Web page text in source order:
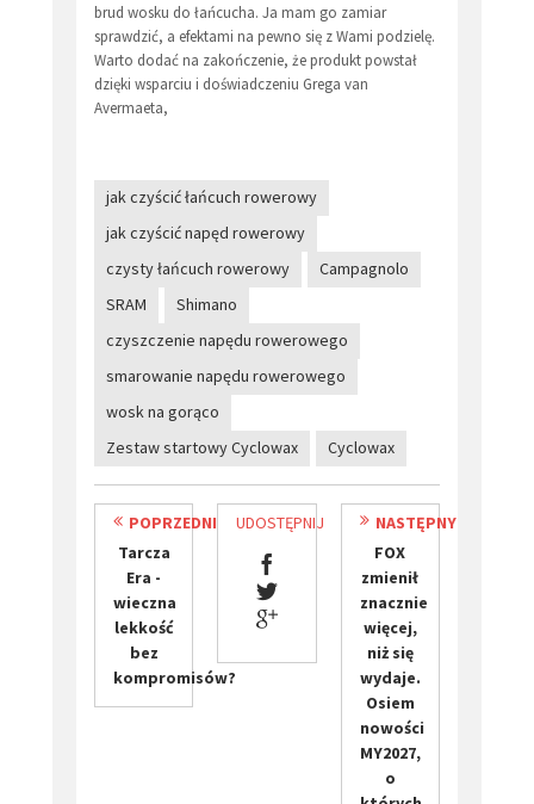
brud wosku do łańcucha. Ja mam go zamiar
sprawdzić, a efektami na pewno się z Wami podzielę.
Warto dodać na zakończenie, że produkt powstał
dzięki wsparciu i doświadczeniu Grega van
Avermaeta,
jak czyścić łańcuch rowerowy
jak czyścić napęd rowerowy
czysty łańcuch rowerowy
Campagnolo
SRAM
Shimano
czyszczenie napędu rowerowego
smarowanie napędu rowerowego
wosk na gorąco
Zestaw startowy Cyclowax
Cyclowax
POPRZEDNI
​Tarcza
Era -
wieczna
lekkość
bez
kompromisów?
UDOSTĘPNIJ
NASTĘPNY
FOX
zmienił
znacznie
więcej,
niż się
wydaje.
Osiem
nowości
MY2027,
o